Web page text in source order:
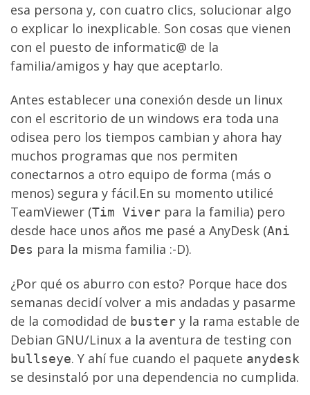
esa persona y, con cuatro clics, solucionar algo
o explicar lo inexplicable. Son cosas que vienen
con el puesto de informatic@ de la
familia/amigos y hay que aceptarlo.
Antes establecer una conexión desde un linux
con el escritorio de un windows era toda una
odisea pero los tiempos cambian y ahora hay
muchos programas que nos permiten
conectarnos a otro equipo de forma (más o
menos) segura y fácil.En su momento utilicé
TeamViewer (Tim Viver para la familia) pero
desde hace unos años me pasé a AnyDesk (Ani
Des para la misma familia :-D).
¿Por qué os aburro con esto? Porque hace dos
semanas decidí volver a mis andadas y pasarme
de la comodidad de buster y la rama estable de
Debian GNU/Linux a la aventura de testing con
bullseye. Y ahí fue cuando el paquete anydesk
se desinstaló por una dependencia no cumplida.